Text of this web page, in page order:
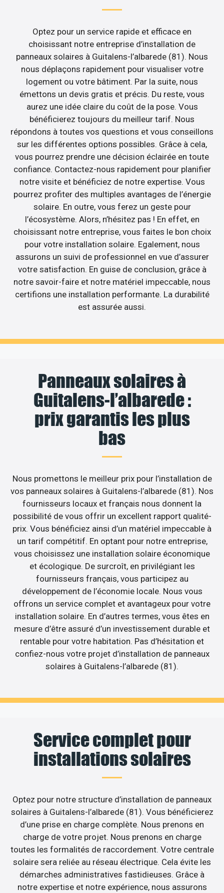
Optez pour un service rapide et efficace en
choisissant notre entreprise d’installation de
panneaux solaires à Guitalens-l’albarede (81). Nous
nous déplaçons rapidement pour visualiser votre
logement ou votre bâtiment. Par la suite, nous
émettons un devis gratis et précis. Du reste, vous
aurez une idée claire du coût de la pose. Vous
bénéficierez toujours du meilleur tarif. Nous
répondons à toutes vos questions et vous conseillons
sur les différentes options possibles. Grâce à cela,
vous pourrez prendre une décision éclairée en toute
confiance. Contactez-nous rapidement pour planifier
notre visite et bénéficiez de notre expertise. Vous
pourrez profiter des multiples avantages de l’énergie
solaire. En outre, vous ferez un geste pour
l’écosystème. Alors, n’hésitez pas ! En effet, en
choisissant notre entreprise, vous faites le bon choix
pour votre installation solaire. Egalement, nous
assurons un suivi de professionnel en vue d’assurer
votre satisfaction. En guise de conclusion, grâce à
notre savoir-faire et notre matériel impeccable, nous
certifions une installation performante. La durabilité
est assurée aussi.
Panneaux solaires à
Guitalens-l’albarede :
prix garantis les plus
bas
Nous promettons le meilleur prix pour l’installation de
vos panneaux solaires à Guitalens-l’albarede (81). Nos
fournisseurs locaux et français nous donnent la
possibilité de vous offrir un excellent rapport qualité-
prix. Vous bénéficiez ainsi d’un matériel impeccable à
un tarif compétitif. En optant pour notre entreprise,
vous choisissez une installation solaire économique
et écologique. De surcroît, en privilégiant les
fournisseurs français, vous participez au
développement de l’économie locale. Nous vous
offrons un service complet et avantageux pour votre
installation solaire. En d’autres termes, vous êtes en
mesure d’être assuré d’un investissement durable et
rentable pour votre habitation. Pas d’hésitation et
confiez-nous votre projet d’installation de panneaux
solaires à Guitalens-l’albarede (81).
Service complet pour
installations solaires
Optez pour notre structure d’installation de panneaux
solaires à Guitalens-l’albarede (81). Vous bénéficierez
d’une prise en charge complète. Nous prenons en
charge de votre projet. Nous prenons en charge
toutes les formalités de raccordement. Votre centrale
solaire sera reliée au réseau électrique. Cela évite les
démarches administratives fastidieuses. Grâce à
notre expertise et notre expérience, nous assurons